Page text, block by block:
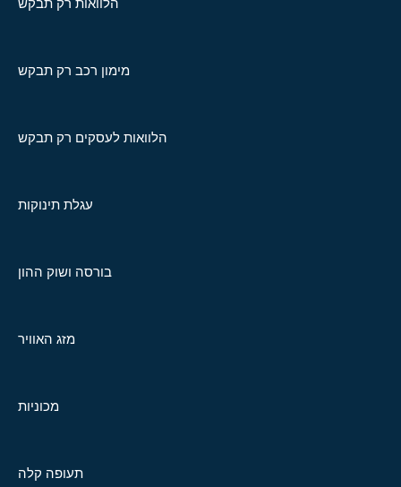
הלוואות רק תבקש
מימון רכב רק תבקש
הלוואות לעסקים רק תבקש
עגלת תינוקות
בורסה ושוק ההון
מזג האוויר
מכוניות
תעופה קלה